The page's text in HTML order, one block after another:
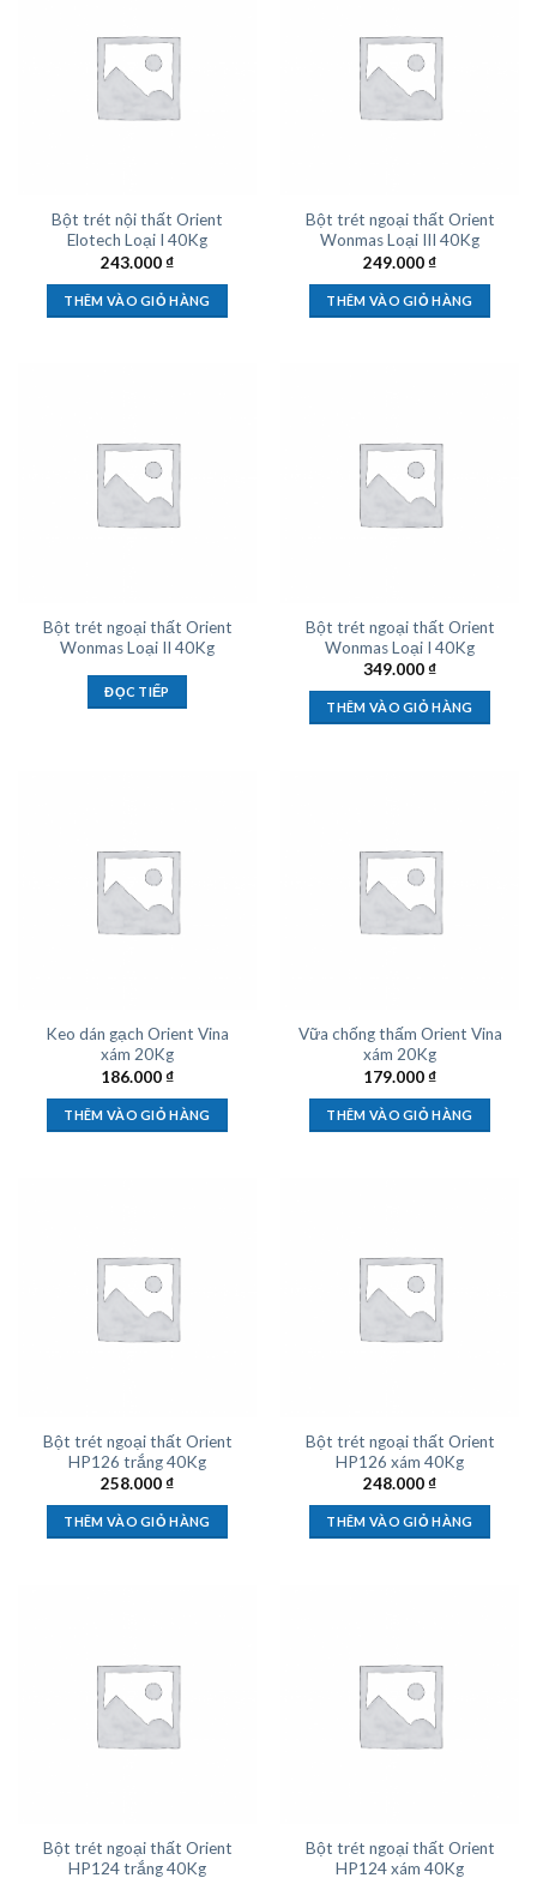
Bột trét nội thất Orient
Elotech Loại I 40Kg
243.000₫
THÊM VÀO GIỎ HÀNG
Bột trét ngoại thất Orient
Wonmas Loại III 40Kg
249.000₫
THÊM VÀO GIỎ HÀNG
Bột trét ngoại thất Orient
Wonmas Loại II 40Kg
ĐỌC TIẾP
Bột trét ngoại thất Orient
Wonmas Loại I 40Kg
349.000₫
THÊM VÀO GIỎ HÀNG
Keo dán gạch Orient Vina
xám 20Kg
186.000₫
THÊM VÀO GIỎ HÀNG
Vữa chống thấm Orient Vina
xám 20Kg
179.000₫
THÊM VÀO GIỎ HÀNG
Bột trét ngoại thất Orient
HP126 trắng 40Kg
258.000₫
THÊM VÀO GIỎ HÀNG
Bột trét ngoại thất Orient
HP126 xám 40Kg
248.000₫
THÊM VÀO GIỎ HÀNG
Bột trét ngoại thất Orient
HP124 trắng 40Kg
Bột trét ngoại thất Orient
HP124 xám 40Kg